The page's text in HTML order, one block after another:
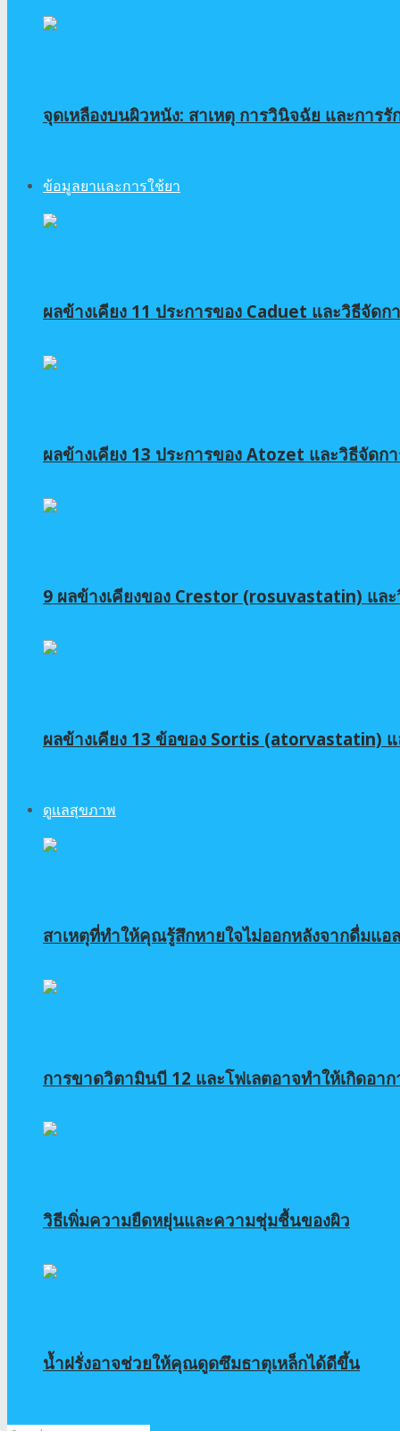
จุดเหลืองบนผิวหนัง: สาเหตุ การวินิจฉัย และการรั
ข้อมูลยาและการใช้ยา
ผลข้างเคียง 11 ประการของ Caduet และวิธีจัดก
ผลข้างเคียง 13 ประการของ Atozet และวิธีจัดก
9 ผลข้างเคียงของ Crestor (rosuvastatin) และ
ผลข้างเคียง 13 ข้อของ Sortis (atorvastatin) แ
ดูแลสุขภาพ
สาเหตุที่ทำให้คุณรู้สึกหายใจไม่ออกหลังจากดื่มแอ
การขาดวิตามินบี 12 และโฟเลตอาจทำให้เกิดอาก
วิธีเพิ่มความยืดหยุ่นและความชุ่มชื้นของผิว
น้ำฝรั่งอาจช่วยให้คุณดูดซึมธาตุเหล็กได้ดีขึ้น